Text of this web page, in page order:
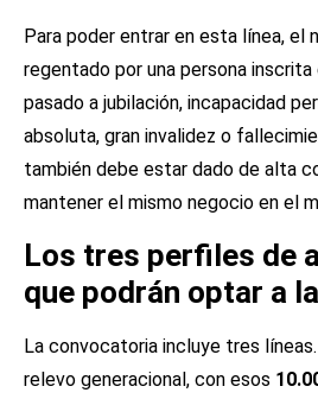
Para poder entrar en esta línea, el
regentado por una persona inscrita
pasado a jubilación, incapacidad
absoluta, gran invalidez o
también debe estar dado de alta
mantener el mismo negocio en el
Los tres perfiles de
que podrán optar a
La convocatoria incluye tres
relevo generacional, con esos